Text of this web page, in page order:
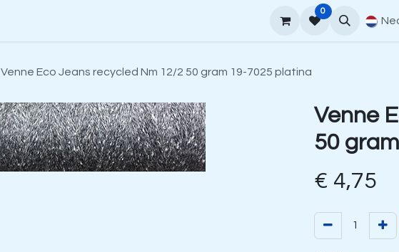
Hoe te bestellen
0
Venne Eco Jeans recycled Nm 12/2 50 gram 19-7025 platina
Venne
50
€ 4,75